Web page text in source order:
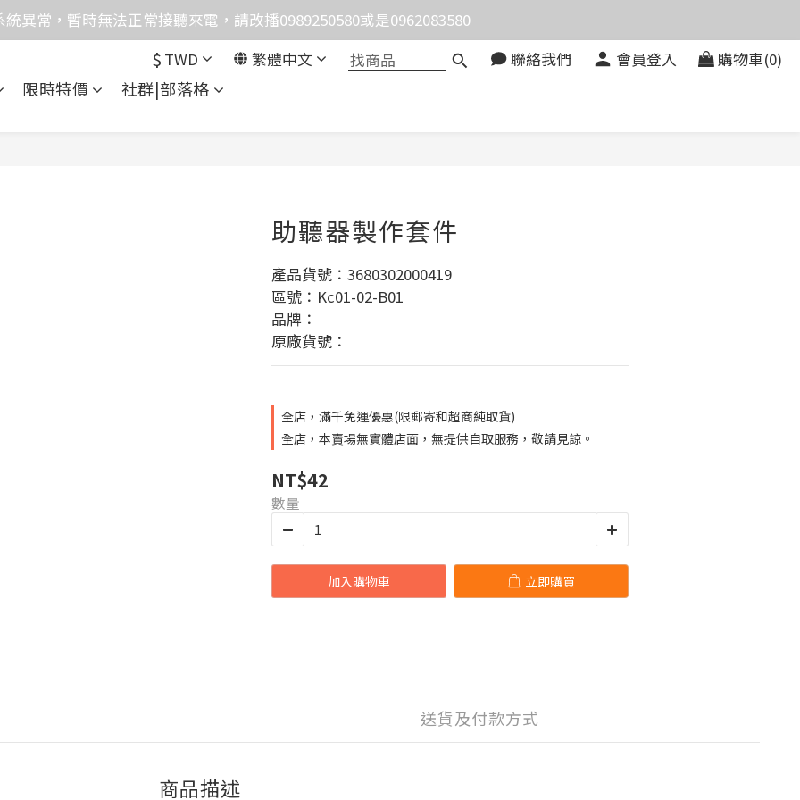
均含稅，下單享優惠！歡迎大量採購，由專人提供專案報價。
異常，暫時無法正常接聽來電，請改播0989250580或是0962083580
均含稅，下單享優惠！歡迎大量採購，由專人提供專案報價。
$ TWD 繁體中文 聯絡我們 會員登入 購物車(0)
限時特價 社群|部落格
助聽器製作套件
產品貨號：3680302000419
區號：Kc01-02-B01
品牌：
原廠貨號：
全店，滿千免運優惠(限郵寄和超商純取貨)
全店，本賣場無實體店面，無提供自取服務，敬請見諒。
NT$42
數量
加入購物車 立即購買
送貨及付款方式
商品描述